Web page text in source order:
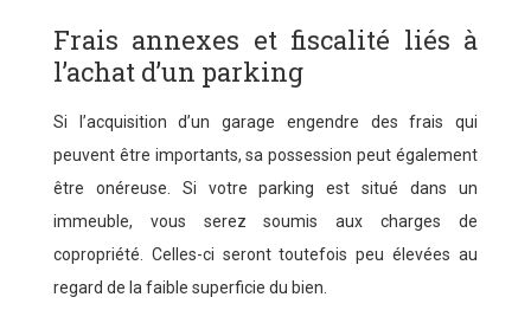
Frais annexes et fiscalité liés à
l’achat d’un parking
Si l’acquisition d’un garage engendre des frais qui
peuvent être importants, sa possession peut également
être onéreuse. Si votre parking est situé dans un
immeuble, vous serez soumis aux charges de
copropriété. Celles-ci seront toutefois peu élevées au
regard de la faible superficie du bien.